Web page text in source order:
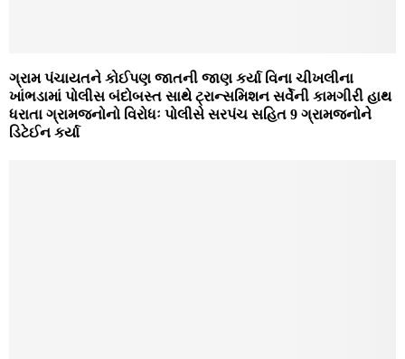
ગ્રામ પંચાયતને કોઈપણ જાતની જાણ કર્યા વિના ચીખલીના
ખાંભડામાં પોલીસ બંદોબસ્‍ત સાથે ટ્રાન્‍સમિશન સર્વેની કામગીરી હાથ
ધરાતા ગ્રામજનોનો વિરોધઃ પોલીસે સરપંચ સહિત 9 ગ્રામજનોને
ડિટેઈન કર્યા